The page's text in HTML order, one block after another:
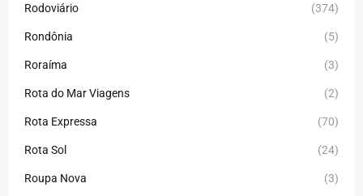
Rodoviário (374)
Rondônia (5)
Roraíma (3)
Rota do Mar Viagens (2)
Rota Expressa (70)
Rota Sol (24)
Roupa Nova (3)